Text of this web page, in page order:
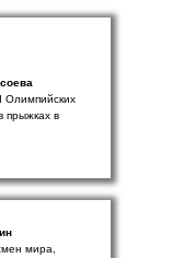
Олимпийских
прыжках в
мира,